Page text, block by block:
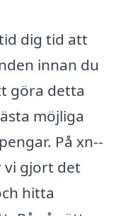
dig tid att
innan du
göra detta
möjliga
På xn--
vi gjort det
hitta